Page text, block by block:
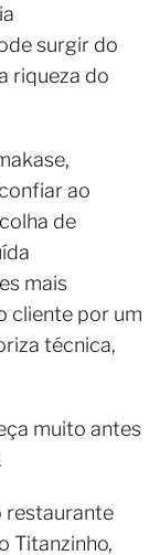
surgir do
riqueza do
ao
de
mais
cliente por um
técnica,
muito antes
restaurante
Titanzinho,